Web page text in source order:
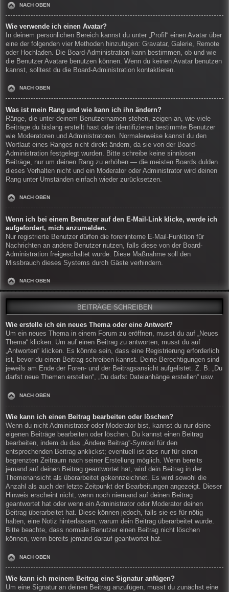
NACH OBEN
Wie verwende ich einen Avatar?
In deinem persönlichen Bereich kannst du unter „Profil“ einen Avatar über
eine der folgenden vier Methoden hinzufügen: Gravatar, Galerie, Remote
oder Hochladen. Die Board-Administration kann bestimmen, ob und wie
die Benutzer Avatare benutzen können. Wenn du keinen Avatar benutzen
kannst, solltest du die Board-Administration kontaktieren.
NACH OBEN
Was ist mein Rang und wie kann ich ihn ändern?
Ränge, die unter deinem Benutzernamen stehen, zeigen an, wie viele
Beiträge du bislang erstellt hast oder identifizieren bestimmte Benutzer
wie Moderatoren und Administratoren. Normalerweise kannst du den
Wortlaut eines Ranges nicht direkt ändern, da sie von der Board-
Administration festgelegt wurden. Bitte schreibe keine sinnlosen
Beiträge, nur um deinen Rang zu erhöhen — die meisten Boards dulden
dieses Verhalten nicht und ein Moderator oder Administrator wird deinen
Rang unter Umständen einfach wieder zurücksetzen.
NACH OBEN
Wenn ich bei einem Benutzer auf den E-Mail-Link klicke, werde ich
aufgefordert, mich anzumelden.
Nur registrierte Benutzer dürfen die foreninterne E-Mail-Funktion für
Nachrichten an andere Benutzer nutzen, falls diese von der Board-
Administration freigeschaltet wurde. Diese Maßnahme soll den
Missbrauch dieses Systems durch Gäste verhindern.
NACH OBEN
BEITRÄGE SCHREIBEN
Wie erstelle ich ein neues Thema oder eine Antwort?
Um ein neues Thema in einem Forum zu eröffnen, musst du auf „Neues
Thema“ klicken. Um auf einen Beitrag zu antworten, musst du auf
„Antworten“ klicken. Es könnte sein, dass eine Registrierung erforderlich
ist, bevor du einen Beitrag schreiben kannst. Deine Berechtigungen sind
jeweils am Ende der Foren- und der Beitragsansicht aufgelistet. Z. B. „Du
darfst neue Themen erstellen“, „Du darfst Dateianhänge erstellen“ usw.
NACH OBEN
Wie kann ich einen Beitrag bearbeiten oder löschen?
Wenn du nicht Administrator oder Moderator bist, kannst du nur deine
eigenen Beiträge bearbeiten oder löschen. Du kannst einen Beitrag
bearbeiten, indem du das „Ändere Beitrag“-Symbol für den
entsprechenden Beitrag anklickst; eventuell ist dies nur für einen
begrenzten Zeitraum nach seiner Erstellung möglich. Wenn bereits
jemand auf deinen Beitrag geantwortet hat, wird dein Beitrag in der
Themenansicht als überarbeitet gekennzeichnet. Es wird sowohl die
Anzahl als auch der letzte Zeitpunkt der Bearbeitungen angezeigt. Dieser
Hinweis erscheint nicht, wenn noch niemand auf deinen Beitrag
geantwortet hat oder wenn ein Administrator oder Moderator deinen
Beitrag überarbeitet hat. Diese können jedoch, falls sie es für nötig
halten, eine Notiz hinterlassen, warum dein Beitrag überarbeitet wurde.
Bitte beachte, dass normale Benutzer einen Beitrag nicht löschen
können, wenn bereits jemand darauf geantwortet hat.
NACH OBEN
Wie kann ich meinem Beitrag eine Signatur anfügen?
Um eine Signatur an deinen Beitrag anzufügen, musst du zunächst eine